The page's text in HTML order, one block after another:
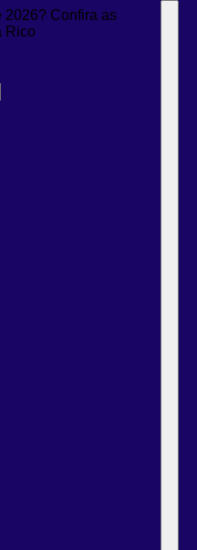
2026? Confira as
Rico